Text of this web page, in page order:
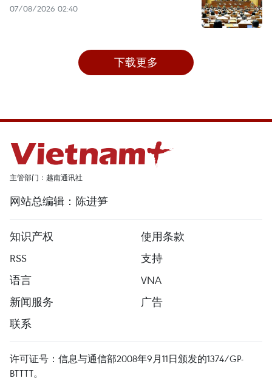
07/08/2026 02:40
下载更多
主管部门：越南通讯社
网站总编辑：陈进笋
知识产权
使用条款
RSS
支持
语言
VNA
新闻服务
广告
联系
许可证号：信息与通信部2008年9月11日颁发的1374/GP-
BTTTT。